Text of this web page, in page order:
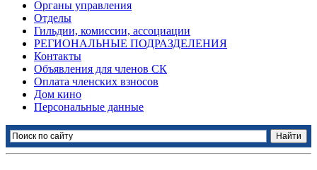
Органы управления
Отделы
Гильдии, комиссии, ассоциации
РЕГИОНАЛЬНЫЕ ПОДРАЗДЕЛЕНИЯ
Контакты
Объявления для членов СК
Оплата членских взносов
Дом кино
Персональные данные